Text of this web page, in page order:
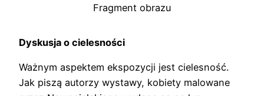
Fragment obrazu
Dyskusja o cielesności
Ważnym aspektem ekspozycji jest cielesność.
Jak piszą autorzy wystawy, kobiety malowane